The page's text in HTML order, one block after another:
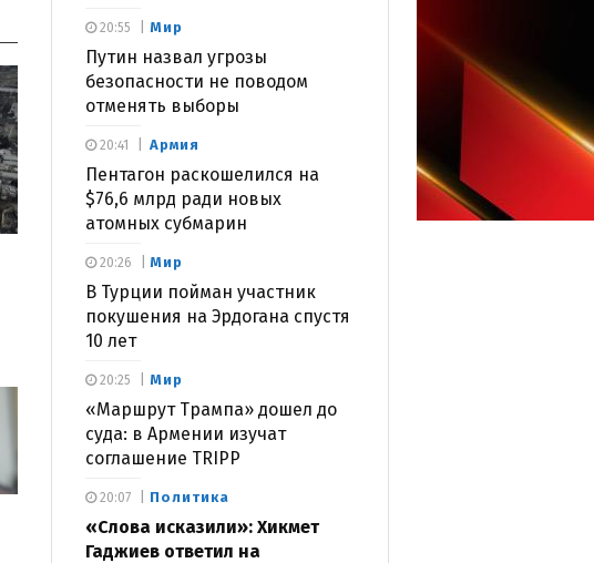
Мир
Путин назвал угрозы
безопасности не поводом
отменять выборы
20:55
Армия
Пентагон раскошелился на
$76,6 млрд ради новых
атомных субмарин
20:41
Мир
В Турции пойман участник
покушения на Эрдогана спустя
10 лет
20:26
Мир
«Маршрут Трампа» дошел до
суда: в Армении изучат
соглашение TRIPP
20:25
Политика
«Слова исказили»: Хикмет
Гаджиев ответил на
20:07